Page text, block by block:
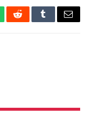
RedditTumblrEmail